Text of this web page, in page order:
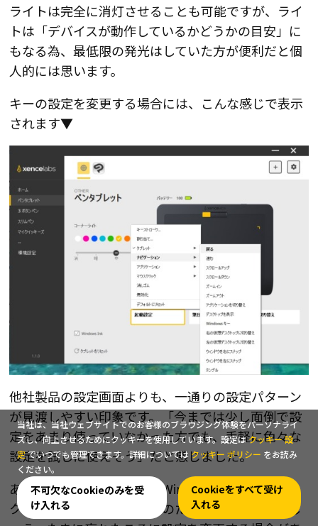
ライトは完全に消灯させることも可能ですが、ライ
トは「デバイスが動作しているかどうかの目安」に
もなる為、最低限の発光はしていた方が便利だと個
人的には思います。
キーの設定を変更する場合には、こんな感じで表示
されます▼
他社製品の設定画面よりも、一通りの設定パターン
が見渡しやすい印象です。「今までは少し面倒で設
定をあまり使っていなかった方でも、手軽に色々な
設定を試しに使えそう」だと感じました。
あと、この画面の左下に『Windows Ink』のチェッ
クボタンがあることも、念のために覚えておきまし
当社は、当社ウェブサイトでのお客様のブラウジング体験をパーソナライ
ズし、向上させるためにクッキーを使用しています。設定はクッキー 設
定でいつでも管理できます。詳細については クッキー ポリシー をお読み
ください。
不可欠なCookieのみを受
け入れる
Cookieをすべて受け
入れる